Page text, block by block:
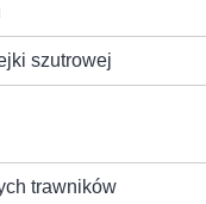
szutrowej
trawników